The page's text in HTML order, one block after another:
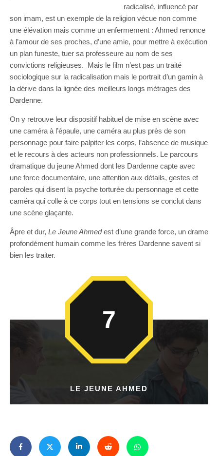
radicalisé, influencé par
son imam, est un exemple de la religion vécue non comme
une élévation mais comme un enfermement : Ahmed renonce
à l’amour de ses proches, d’une amie, pour mettre à exécution
un plan funeste, tuer sa professeure au nom de ses
convictions religieuses. Mais le film n’est pas un traité
sociologique sur la radicalisation mais le portrait d’un gamin à
la dérive dans la lignée des meilleurs longs métrages des
Dardenne.
On y retrouve leur dispositif habituel de mise en scène avec
une caméra à l’épaule, une caméra au plus près de son
personnage pour faire palpiter les corps, l’absence de musique
et le recours à des acteurs non professionnels. Le parcours
dramatique du jeune Ahmed dont les Dardenne capte avec
une force documentaire, une attention aux détails, gestes et
paroles qui disent la psyche torturée du personnage et cette
caméra qui colle à ce corps tout en tensions se conclut dans
une scène glaçante.
Âpre et dur, Le Jeune Ahmedest d’une grande force, un drame
profondément humain comme les frères Dardenne savent si
bien les traiter.
LE JEUNE AHMED
7